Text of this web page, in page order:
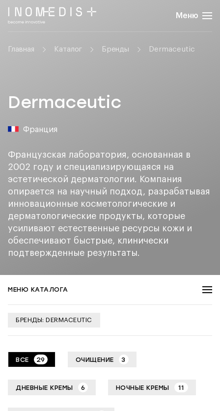
Меню
Главная Каталог Бренды Dermaceutic
Dermaceutic
Франция
Французская лаборатория, основанная в
2002 году и специализирующаяся на
эстетической дерматологии. Компания
опирается на научный подход, разрабатывая
инновационные косметологические и
дерматологические продукты, которые
усиливают естественные ресурсы кожи и
обеспечивают быстрые, клинически
подтвержденные результаты.
МЕНЮ КАТАЛОГА
БРЕНДЫ: DERMACEUTIC
ВСЕ 29 ОЧИЩЕНИЕ 3
ДНЕВНЫЕ КРЕМЫ 6 НОЧНЫЕ КРЕМЫ 11